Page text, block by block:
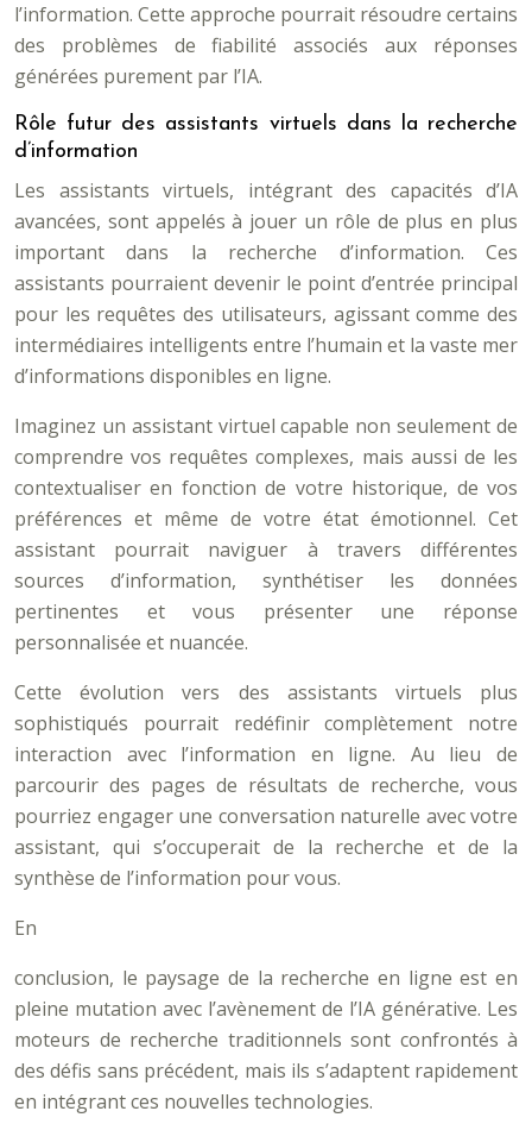
l’information. Cette approche pourrait résoudre certains
des problèmes de fiabilité associés aux réponses
générées purement par l’IA.
Rôle futur des assistants virtuels dans la recherche
d’information
Les assistants virtuels, intégrant des capacités d’IA
avancées, sont appelés à jouer un rôle de plus en plus
important dans la recherche d’information. Ces
assistants pourraient devenir le point d’entrée principal
pour les requêtes des utilisateurs, agissant comme des
intermédiaires intelligents entre l’humain et la vaste mer
d’informations disponibles en ligne.
Imaginez un assistant virtuel capable non seulement de
comprendre vos requêtes complexes, mais aussi de les
contextualiser en fonction de votre historique, de vos
préférences et même de votre état émotionnel. Cet
assistant pourrait naviguer à travers différentes
sources d’information, synthétiser les données
pertinentes et vous présenter une réponse
personnalisée et nuancée.
Cette évolution vers des assistants virtuels plus
sophistiqués pourrait redéfinir complètement notre
interaction avec l’information en ligne. Au lieu de
parcourir des pages de résultats de recherche, vous
pourriez engager une conversation naturelle avec votre
assistant, qui s’occuperait de la recherche et de la
synthèse de l’information pour vous.
En
conclusion, le paysage de la recherche en ligne est en
pleine mutation avec l’avènement de l’IA générative. Les
moteurs de recherche traditionnels sont confrontés à
des défis sans précédent, mais ils s’adaptent rapidement
en intégrant ces nouvelles technologies.